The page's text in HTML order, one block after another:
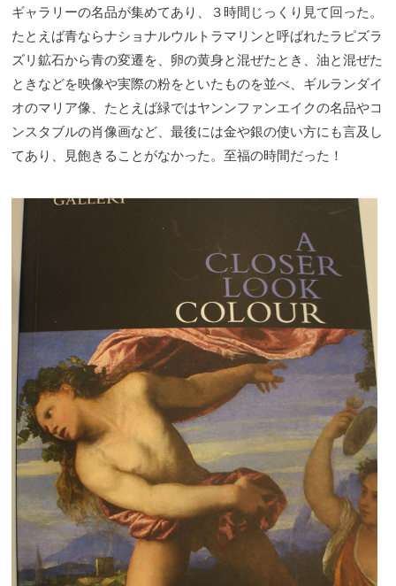
ギャラリーの名品が集めてあり、３時間じっくり見て回った。
たとえば青ならナショナルウルトラマリンと呼ばれたラピズラ
ズリ鉱石から青の変遷を、卵の黄身と混ぜたとき、油と混ぜた
ときなどを映像や実際の粉をといたものを並べ、ギルランダイ
オのマリア像、たとえば緑ではヤンンファンエイクの名品やコ
ンスタブルの肖像画など、最後には金や銀の使い方にも言及し
てあり、見飽きることがなかった。至福の時間だった！